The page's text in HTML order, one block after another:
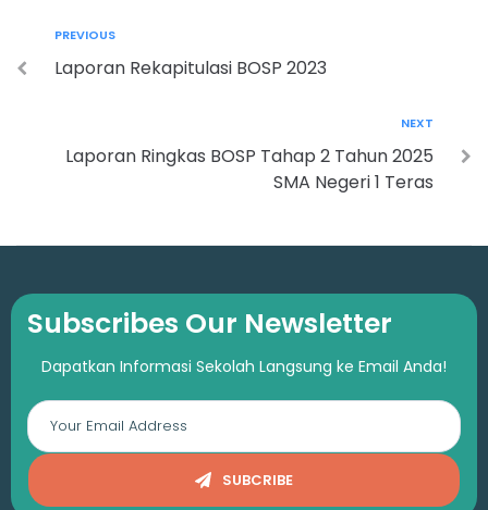
PREVIOUS
Laporan Rekapitulasi BOSP 2023
NEXT
Laporan Ringkas BOSP Tahap 2 Tahun 2025
SMA Negeri 1 Teras
Subscribes Our Newsletter
Dapatkan Informasi Sekolah Langsung ke Email Anda!
SUBCRIBE